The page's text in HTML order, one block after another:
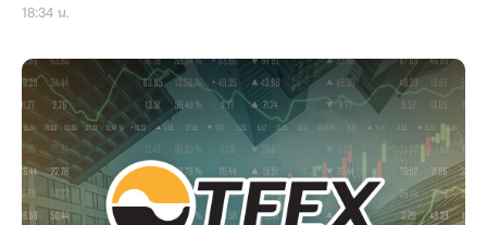
18:34 น.